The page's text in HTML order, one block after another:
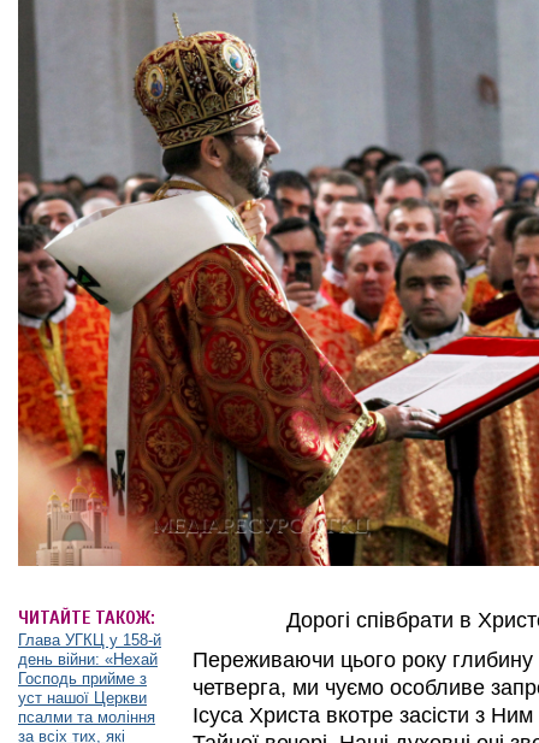
ЧИТАЙТЕ ТАКОЖ:
Глава УГКЦ у 158-й
день війни: «Нехай
Господь прийме з
уст нашої Церкви
псалми та моління
за всіх тих, які
Дорогі співбрати в
Переживаючи цього року глибину
четверга, ми чуємо особливе
Ісуса Христа вкотре засісти з